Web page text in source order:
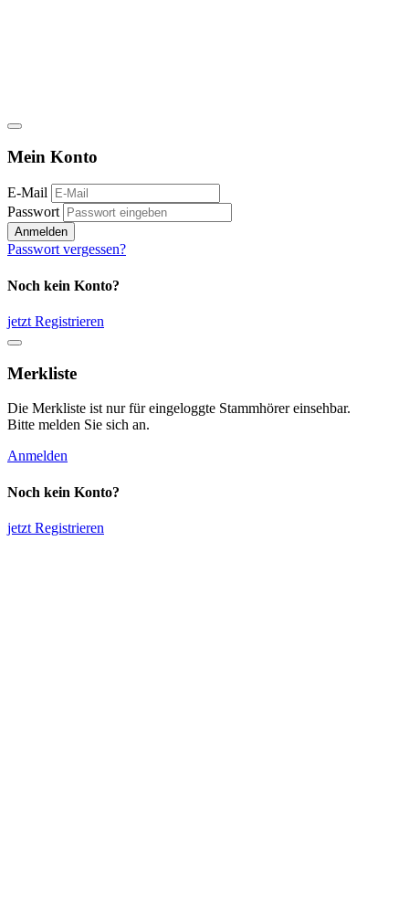
Mein Konto
E-Mail
Passwort
Anmelden
Passwort vergessen?
Noch kein Konto?
jetzt Registrieren
Merkliste
Die Merkliste ist nur für eingeloggte Stammhörer einsehbar.
Bitte melden Sie sich an.
Anmelden
Noch kein Konto?
jetzt Registrieren